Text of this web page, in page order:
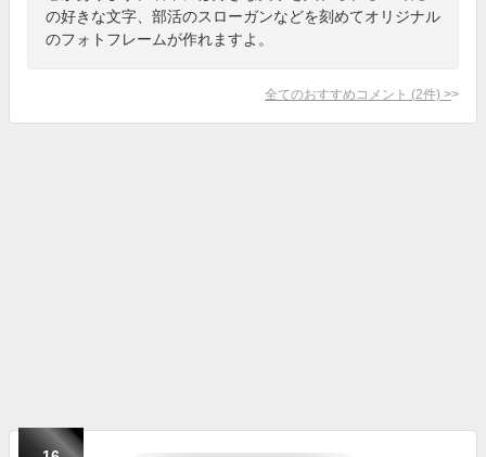
の好きな文字、部活のスローガンなどを刻めてオリジナル
のフォトフレームが作れますよ。
全てのおすすめコメント (2件) >